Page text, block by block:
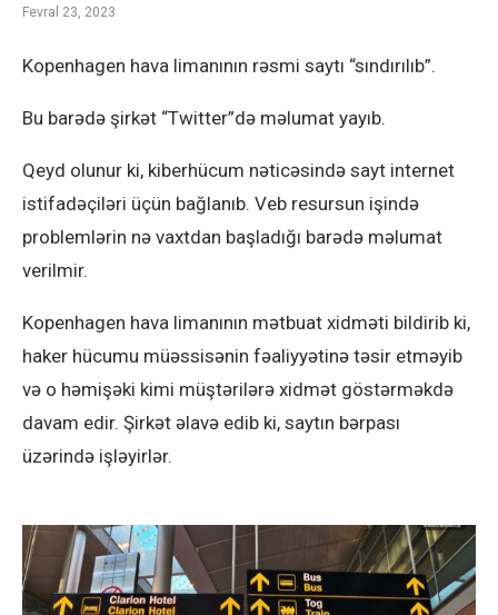
Fevral 23, 2023
Kopenhagen hava limanının rəsmi saytı “sındırılıb”.
Bu barədə şirkət “Twitter”də məlumat yayıb.
Qeyd olunur ki, kiberhücum nəticəsində sayt internet
istifadəçiləri üçün bağlanıb. Veb resursun işində
problemlərin nə vaxtdan başladığı barədə məlumat
verilmir.
Kopenhagen hava limanının mətbuat xidməti bildirib ki,
haker hücumu müəssisənin fəaliyyətinə təsir etməyib
və o həmişəki kimi müştərilərə xidmət göstərməkdə
davam edir. Şirkət əlavə edib ki, saytın bərpası
üzərində işləyirlər.